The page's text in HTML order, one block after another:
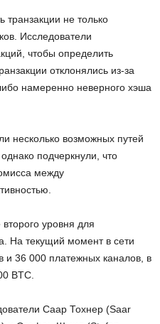
транзакции не только
Исследователи
чтобы определить
отклонялись из-за
намеренно неверного хэша
несколько возможных путей
подчеркнули, что
между
уровня для
На текущий момент в сети
и 36 000 платежных каналов, в
BTC.
Саар Тохнер (Saar